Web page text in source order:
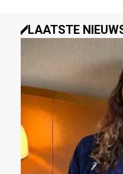
LAATSTE